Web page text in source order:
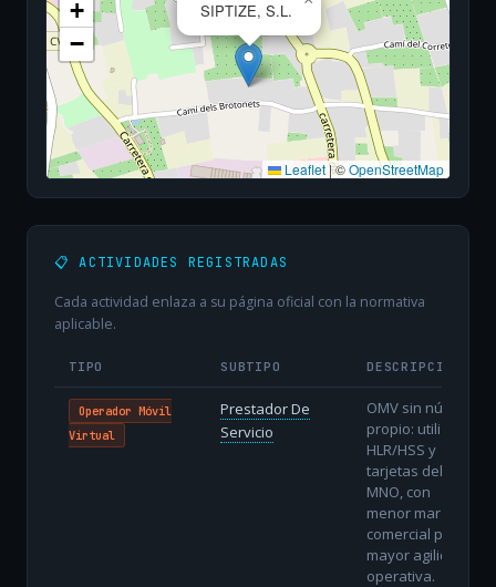
SIPTIZE, S.L.
+
−
Leaflet|©OpenStreetMap
📋 ACTIVIDADES REGISTRADAS
Cada actividad enlaza a su página oficial con la normativa
aplicable.
TIPO SUBTIPO DESCRIPCIÓN
Operador Móvil
Virtual
Prestador De
Servicio
OMV sin núcleo
propio: utiliza
HLR/HSS y
tarjetas del
MNO, con
menor margen
comercial pero
mayor agilidad
operativa.